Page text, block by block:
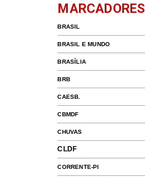
MARCADORES
BRASIL
BRASIL E MUNDO
BRASÍLIA
BRB
CAESB.
CBMDF
CHUVAS
CLDF
CORRENTE-PI